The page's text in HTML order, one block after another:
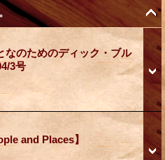
なのためのディック・ブル
3号
and Places】